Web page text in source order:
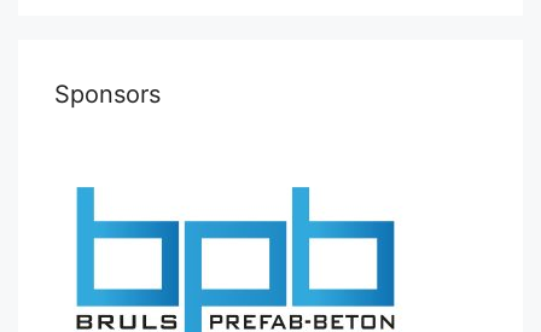
Sponsors